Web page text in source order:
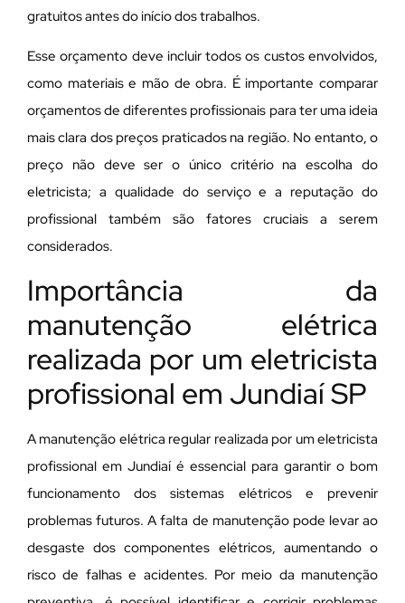
gratuitos antes do início dos trabalhos.
Esse orçamento deve incluir todos os custos envolvidos,
como materiais e mão de obra. É importante comparar
orçamentos de diferentes profissionais para ter uma ideia
mais clara dos preços praticados na região. No entanto, o
preço não deve ser o único critério na escolha do
eletricista; a qualidade do serviço e a reputação do
profissional também são fatores cruciais a serem
considerados.
Importância da
manutenção elétrica
realizada por um eletricista
profissional em Jundiaí SP
A manutenção elétrica regular realizada por um eletricista
profissional em Jundiaí é essencial para garantir o bom
funcionamento dos sistemas elétricos e prevenir
problemas futuros. A falta de manutenção pode levar ao
desgaste dos componentes elétricos, aumentando o
risco de falhas e acidentes. Por meio da manutenção